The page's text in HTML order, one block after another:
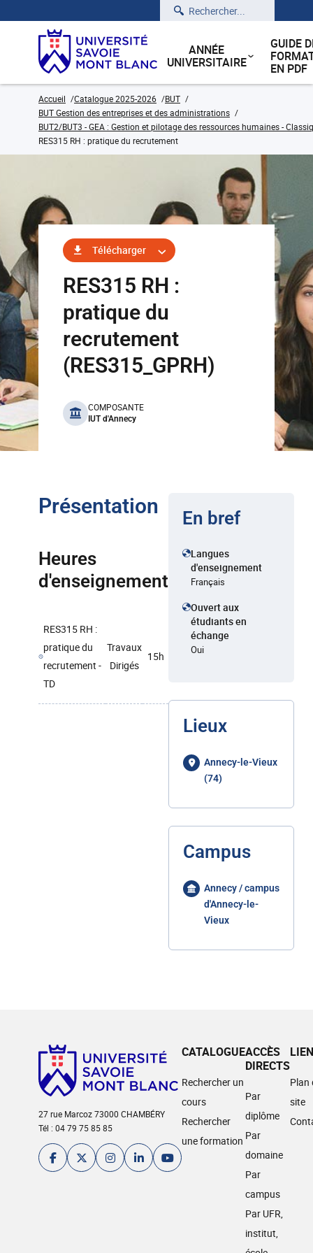
Rechercher
ANNÉE
UNIVERSITAIRE
GUIDE
EN PDF
Accueil Catalogue 2025-2026
BUT
BUT Gestion des entreprises et des administrations
BUT2/BUT3 - GEA : Gestion et pilotage des ressources humaines -
RES315 RH : pratique du recrutement
Télécharger
RES315 RH :
pratique du
recrutement
(RES315_GPRH)
benefits
COMPOSANTE
IUT d'Annecy
Présentation
Heures
d'enseignement
RES315 RH :
pratique du
recrutement -
TD
Travaux
Dirigés
15h
En bref
Langues
d'enseignement
Français
Ouvert aux
étudiants en
échange
Oui
Lieux
Annecy-le-Vieux
(74)
Campus
Annecy / campus
d'Annecy-le-
Vieux
27 rue Marcoz 73000 CHAMBÉRY
Tél : 04 79 75 85 85
CATALOGUE
Rechercher un
cours
Rechercher
une formation
ACCÈS
DIRECTS
Par
diplôme
Par
domaine
Par
campus
Par UFR,
institut,
Plan
site